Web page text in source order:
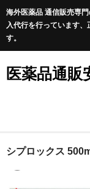
海外医薬品 通信販売専
入代行を行っています、
す。
医薬品通販
ホーム
シプロックス